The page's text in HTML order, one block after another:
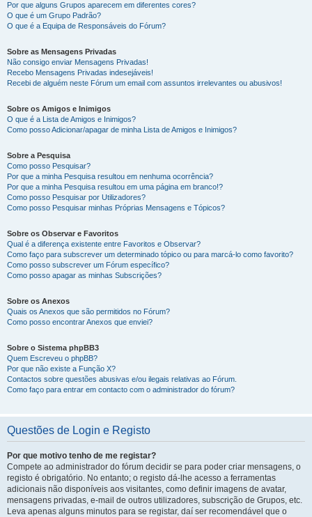
Por que alguns Grupos aparecem em diferentes cores?
O que é um Grupo Padrão?
O que é a Equipa de Responsáveis do Fórum?
Sobre as Mensagens Privadas
Não consigo enviar Mensagens Privadas!
Recebo Mensagens Privadas indesejáveis!
Recebi de alguém neste Fórum um email com assuntos irrelevantes ou abusivos!
Sobre os Amigos e Inimigos
O que é a Lista de Amigos e Inimigos?
Como posso Adicionar/apagar de minha Lista de Amigos e Inimigos?
Sobre a Pesquisa
Como posso Pesquisar?
Por que a minha Pesquisa resultou em nenhuma ocorrência?
Por que a minha Pesquisa resultou em uma página em branco!?
Como posso Pesquisar por Utilizadores?
Como posso Pesquisar minhas Próprias Mensagens e Tópicos?
Sobre os Observar e Favoritos
Qual é a diferença existente entre Favoritos e Observar?
Como faço para subscrever um determinado tópico ou para marcá-lo como favorito?
Como posso subscrever um Fórum específico?
Como posso apagar as minhas Subscrições?
Sobre os Anexos
Quais os Anexos que são permitidos no Fórum?
Como posso encontrar Anexos que enviei?
Sobre o Sistema phpBB3
Quem Escreveu o phpBB?
Por que não existe a Função X?
Contactos sobre questões abusivas e/ou ilegais relativas ao Fórum.
Como faço para entrar em contacto com o administrador do fórum?
Questões de Login e Registo
Por que motivo tenho de me registar?
Compete ao administrador do fórum decidir se para poder criar mensagens, o
registo é obrigatório. No entanto; o registo dá-lhe acesso a ferramentas
adicionais não disponíveis aos visitantes, como definir imagens de avatar,
mensagens privadas, e-mail de outros utilizadores, subscrição de Grupos, etc.
Leva apenas alguns minutos para se registar, daí ser recomendável que o